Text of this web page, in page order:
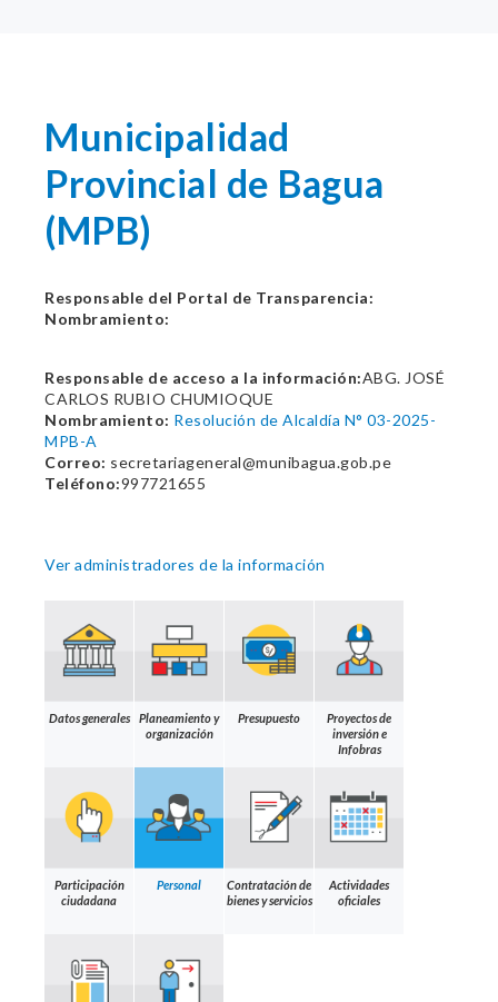
Municipalidad
Provincial de Bagua
(MPB)
Responsable del Portal de Transparencia:
Nombramiento:
Responsable de acceso a la información:ABG. JOSÉ
CARLOS RUBIO CHUMIOQUE
Nombramiento: Resolución de Alcaldía N° 03-2025-
MPB-A
Correo: secretariageneral@munibagua.gob.pe
Teléfono:997721655
Ver administradores de la información
Datos generales
Planeamiento y
organización
Presupuesto
Proyectos de
inversión e
Infobras
Participación
ciudadana
Personal
Contratación de
bienes y servicios
Actividades
oficiales